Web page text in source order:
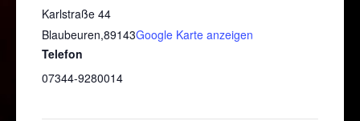
Karlstraße 44
Blaubeuren,89143Google Karte anzeigen
Telefon
07344-9280014